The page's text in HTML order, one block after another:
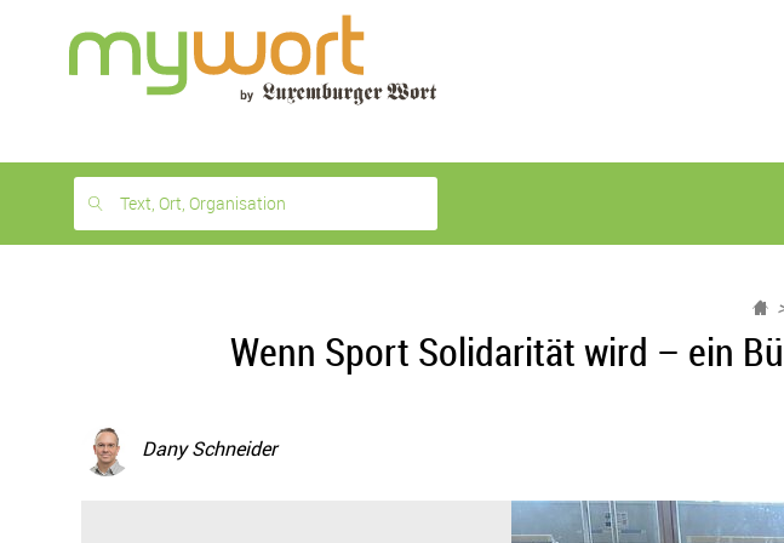
month
free
Text, Ort, Organisation
Wenn Sport Solidarität wird – ein
Dany Schneider